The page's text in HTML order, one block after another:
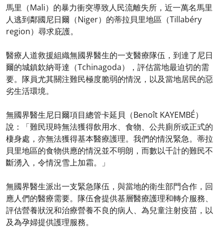
馬里（Mali）的暴力衝突導致人民流離失所，近一萬名馬里
人逃到鄰國尼日爾（Niger）的蒂拉貝里地區（Tillabéry
region）尋求庇護。
醫療人道救援組織無國界醫生的一支醫療隊伍，到達了尼日
爾的城鎮欽納哥達（Tchinagoda），評估當地最迫切的需
要。隊員尤其關注難民極度脆弱的情況，以及當地居民的惡
劣生活環境。
無國界醫生尼日爾項目總管卡延貝（Benoît KAYEMBÉ）
說：「難民現時無法獲得飲用水、食物、公共廁所或正式的
棲身處，亦無法獲得基本醫療護理。我們的情況緊急。蒂拉
貝里地區的食物供應的情況並不明朗，而數以千計的難民不
斷湧入，令情況雪上加霜。」
無國界醫生派出一支緊急隊伍，與當地的衛生部門合作，回
應人們的醫療需要。隊伍會提供基層醫療護理和轉介服務、
評估營養狀況和治療營養不良的病人、為兒童注射疫苗，以
及為孕婦提供護理服務。